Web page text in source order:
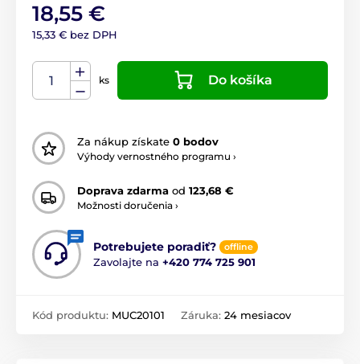
18,55 €
15,33 € bez DPH
ks Do košíka
Za nákup získate 0 bodov
Výhody vernostného programu ›
Doprava zdarma od 123,68 €
Možnosti doručenia ›
Potrebujete poradiť? offline
Zavolajte na +420 774 725 901
Kód produktu: MUC20101 Záruka: 24 mesiacov